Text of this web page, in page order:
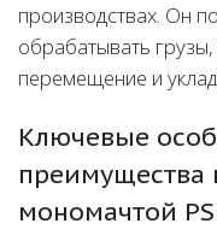
производствах. Он
обрабатывать
перемещение и
Ключевые
преимущества
мономачтой